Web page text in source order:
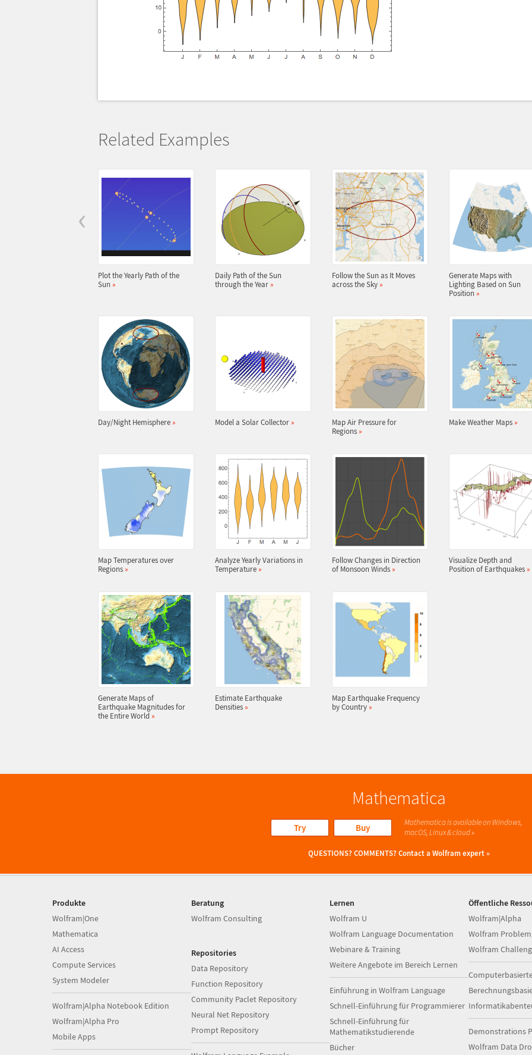
‹
Related Examples
Plot the Yearly Path of the
Sun »
Daily Path of the Sun
through the Year »
Follow the Sun as It Moves
across the Sky »
Generate Maps with
Lighting Based on Sun
Position »
Day/Night Hemisphere » Model a Solar Collector »
Map Air Pressure for
Regions »
Make Weather Maps »
Map Temperatures over
Regions »
Analyze Yearly Variations in
Temperature »
Follow Changes in Direction
of Monsoon Winds »
Visualize Depth and
Position of Earthquakes »
Generate Maps of
Earthquake Magnitudes for
the Entire World »
Estimate Earthquake
Densities »
Map Earthquake Frequency
by Country »
Mathematica
Try Buy
Mathematica is available on Windows,
macOS, Linux & cloud »
QUESTIONS? COMMENTS?Contact a Wolfram expert »
Produkte
Wolfram|One
Mathematica
AI Access
Compute Services
System Modeler
Wolfram|Alpha Notebook Edition
Wolfram|Alpha Pro
Mobile Apps
Beratung
Wolfram Consulting
Repositories
Data Repository
Function Repository
Community Paclet Repository
Neural Net Repository
Prompt Repository
Lernen
Wolfram U
Wolfram Language Documentation
Webinare & Training
Weitere Angebote im Bereich Lernen
Einführung in Wolfram Language
Schnell-Einführung für Programmierer
Schnell-Einführung für
Mathematikstudierende
Bücher
Öffentliche
Wolfram|Alpha
Wolfram
Wolfram
Demonstrations
Wolfram Data